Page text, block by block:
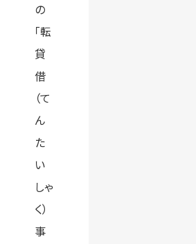
の
「転
貸
借
（て
ん
た
い
しゃ
く）
事